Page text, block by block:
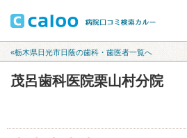
«栃木県日光市日蔭の歯科・歯医者一覧へ
茂呂歯科医院栗山村分院